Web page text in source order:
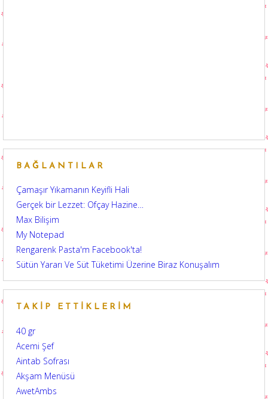
BAĞLANTILAR
Çamaşır Yıkamanın Keyifli Hali
Gerçek bir Lezzet: Ofçay Hazine…
Max Bilişim
My Notepad
Rengarenk Pasta'm Facebook'ta!
Sütün Yararı Ve Süt Tüketimi Üzerine Biraz Konuşalım
TAKIP ETTIKLERIM
40 gr
Acemi Şef
Aintab Sofrası
Akşam Menüsü
AwetAmbs